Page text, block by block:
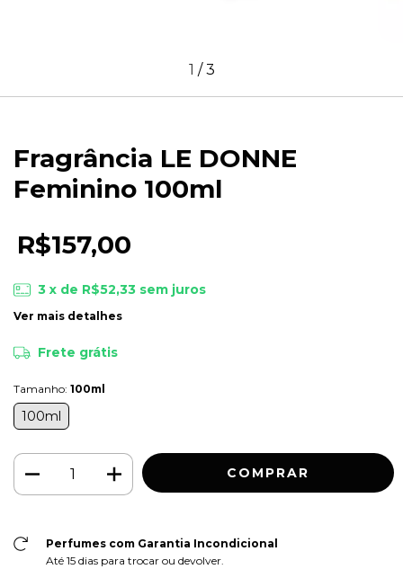
1 /3
Fragrância LE DONNE
Feminino 100ml
R$157,00
3 x de R$52,33 sem juros
Ver mais detalhes
Frete grátis
Tamanho: 100ml
100ml
Perfumes com Garantia Incondicional
Até 15 dias para trocar ou devolver.